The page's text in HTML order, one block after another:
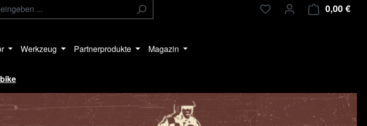
0,00 €
Werkzeug Partnerprodukte Magazin